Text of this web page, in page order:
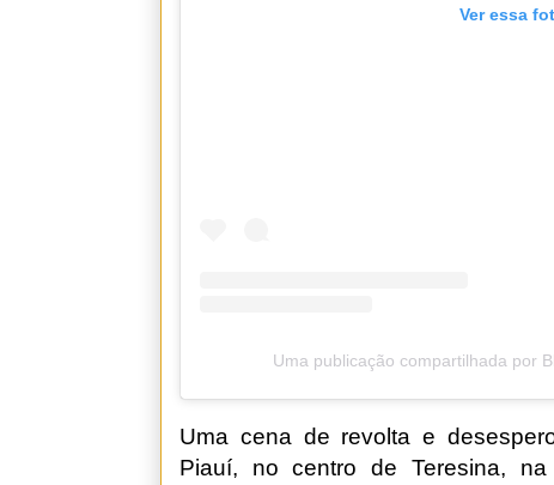
Ver essa
Uma publicação compartilhada por
Uma cena de revolta e
Piauí, no centro de Teresina,